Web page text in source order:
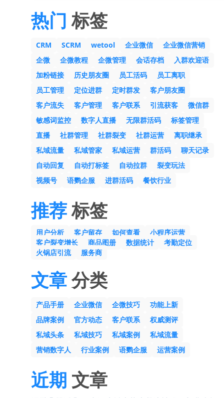
热门 标签
CRM SCRM wetool 企业微信
企业微信营销
企微
企微教程 企微管理 会话存档
入群欢迎语
加粉链接
历史朋友圈 员工活码
员工离职
员工管理
定位进群 定时群发
客户朋友圈
客户流失
客户管理 客户联系 引流获客
微信群
敏感词监控
数字人直播 无限群活码
标签管理
直播
社群管理 社群裂变 社群运营
离职继承
私域流量
私域管家 私域运营 群活码
聊天记录
自动回复
自动打标签 自动拉群
裂变玩法
视频号
语鹦企服 进群活码 餐饮行业
推荐标签
用户分析 客户留存 如何查看
小程序运营
客户裂变增长
商品图册 数据统计
考勤定位
火锅店引流
服务商
文章分类
产品手册 企业微信 企微技巧
功能上新
品牌案例
官方动态 客户联系
权威测评
私域头条
私域技巧 私域案例
私域流量
营销数字人
行业案例 语鹦企服 运营案例
近期 文章